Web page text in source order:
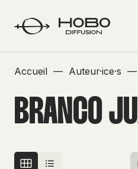
Accueil — Auteur·ice·s —
BRANCO